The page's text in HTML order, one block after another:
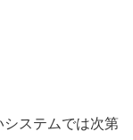
ステムでは次第